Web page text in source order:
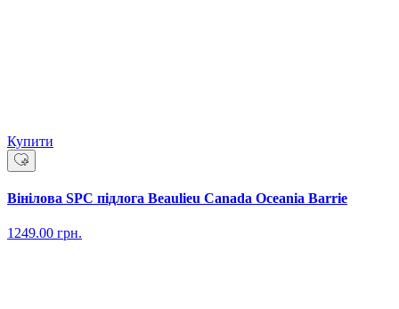
Купити
Вінілова SPC підлога Beaulieu Canada Oceania Barrie
1249.00 грн.